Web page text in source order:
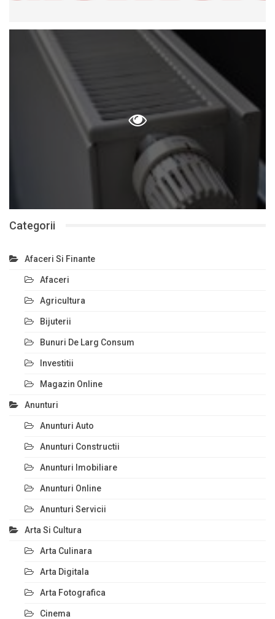
Categorii
Afaceri Si Finante
Afaceri
Agricultura
Bijuterii
Bunuri De Larg Consum
Investitii
Magazin Online
Anunturi
Anunturi Auto
Anunturi Constructii
Anunturi Imobiliare
Anunturi Online
Anunturi Servicii
Arta Si Cultura
Arta Culinara
Arta Digitala
Arta Fotografica
Cinema